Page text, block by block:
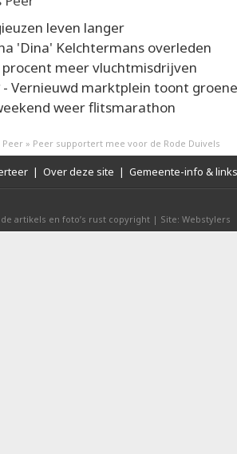
leven langer
'Dina' Kelchtermans overleden
meer vluchtmisdrijven
- Vernieuwd marktplein toont
weer flitsmarathon
Peer » Peer supportert mee voor de Rode Duivels
| Over deze site | Gemeente-info & links
de artikels en foto’s rust copyright | Site: Webstylers